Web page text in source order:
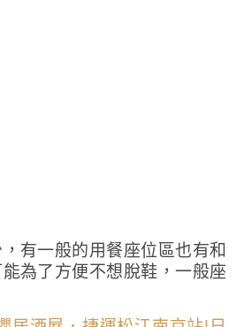
有一般的用餐座位區也有和
為了方便不想脫鞋，一般座